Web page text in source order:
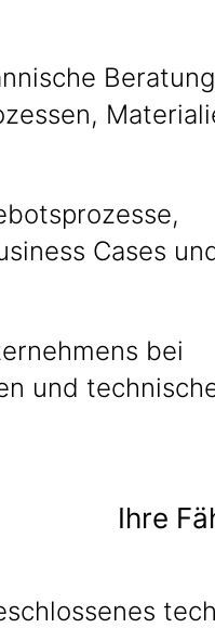
Cases
bei
und
Ihre